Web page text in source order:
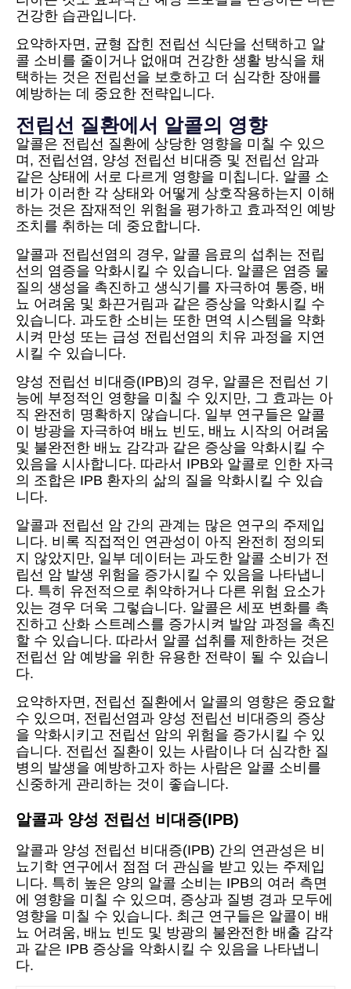
건강한 습관입니다.
요약하자면, 균형 잡힌 전립선 식단을 선택하고 알
콜 소비를 줄이거나 없애며 건강한 생활 방식을 채
택하는 것은 전립선을 보호하고 더 심각한 장애를
예방하는 데 중요한 전략입니다.
전립선 질환에서 알콜의 영향
알콜은 전립선 질환에 상당한 영향을 미칠 수 있으
며, 전립선염, 양성 전립선 비대증 및 전립선 암과
같은 상태에 서로 다르게 영향을 미칩니다. 알콜 소
비가 이러한 각 상태와 어떻게 상호작용하는지 이해
하는 것은 잠재적인 위험을 평가하고 효과적인 예방
조치를 취하는 데 중요합니다.
알콜과 전립선염의 경우, 알콜 음료의 섭취는 전립
선의 염증을 악화시킬 수 있습니다. 알콜은 염증 물
질의 생성을 촉진하고 생식기를 자극하여 통증, 배
뇨 어려움 및 화끈거림과 같은 증상을 악화시킬 수
있습니다. 과도한 소비는 또한 면역 시스템을 약화
시켜 만성 또는 급성 전립선염의 치유 과정을 지연
시킬 수 있습니다.
양성 전립선 비대증(IPB)의 경우, 알콜은 전립선 기
능에 부정적인 영향을 미칠 수 있지만, 그 효과는 아
직 완전히 명확하지 않습니다. 일부 연구들은 알콜
이 방광을 자극하여 배뇨 빈도, 배뇨 시작의 어려움
및 불완전한 배뇨 감각과 같은 증상을 악화시킬 수
있음을 시사합니다. 따라서 IPB와 알콜로 인한 자극
의 조합은 IPB 환자의 삶의 질을 악화시킬 수 있습
니다.
알콜과 전립선 암 간의 관계는 많은 연구의 주제입
니다. 비록 직접적인 연관성이 아직 완전히 정의되
지 않았지만, 일부 데이터는 과도한 알콜 소비가 전
립선 암 발생 위험을 증가시킬 수 있음을 나타냅니
다. 특히 유전적으로 취약하거나 다른 위험 요소가
있는 경우 더욱 그렇습니다. 알콜은 세포 변화를 촉
진하고 산화 스트레스를 증가시켜 발암 과정을 촉진
할 수 있습니다. 따라서 알콜 섭취를 제한하는 것은
전립선 암 예방을 위한 유용한 전략이 될 수 있습니
다.
요약하자면, 전립선 질환에서 알콜의 영향은 중요할
수 있으며, 전립선염과 양성 전립선 비대증의 증상
을 악화시키고 전립선 암의 위험을 증가시킬 수 있
습니다. 전립선 질환이 있는 사람이나 더 심각한 질
병의 발생을 예방하고자 하는 사람은 알콜 소비를
신중하게 관리하는 것이 좋습니다.
알콜과 양성 전립선 비대증(IPB)
알콜과 양성 전립선 비대증(IPB) 간의 연관성은 비
뇨기학 연구에서 점점 더 관심을 받고 있는 주제입
니다. 특히 높은 양의 알콜 소비는 IPB의 여러 측면
에 영향을 미칠 수 있으며, 증상과 질병 경과 모두에
영향을 미칠 수 있습니다. 최근 연구들은 알콜이 배
뇨 어려움, 배뇨 빈도 및 방광의 불완전한 배출 감각
과 같은 IPB 증상을 악화시킬 수 있음을 나타냅니
다.